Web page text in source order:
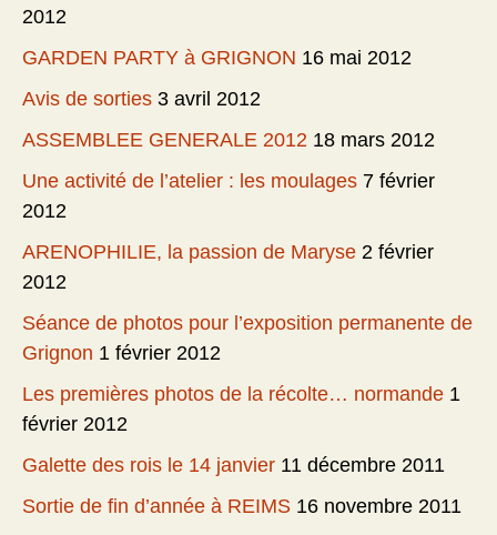
2012
GARDEN PARTY à GRIGNON 16 mai 2012
Avis de sorties 3 avril 2012
ASSEMBLEE GENERALE 2012 18 mars 2012
Une activité de l’atelier : les moulages 7 février
2012
ARENOPHILIE, la passion de Maryse 2 février
2012
Séance de photos pour l’exposition permanente de
Grignon 1 février 2012
Les premières photos de la récolte… normande 1
février 2012
Galette des rois le 14 janvier 11 décembre 2011
Sortie de fin d’année à REIMS 16 novembre 2011